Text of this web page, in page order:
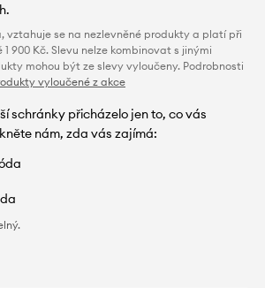
vztahuje se na nezlevněné produkty a platí při
900 Kč. Slevu nelze kombinovat s jinými
mohou být ze slevy vyloučeny. Podrobnosti
vyloučené z akce
schránky přicházelo jen to, co vás
nám, zda vás zajímá: